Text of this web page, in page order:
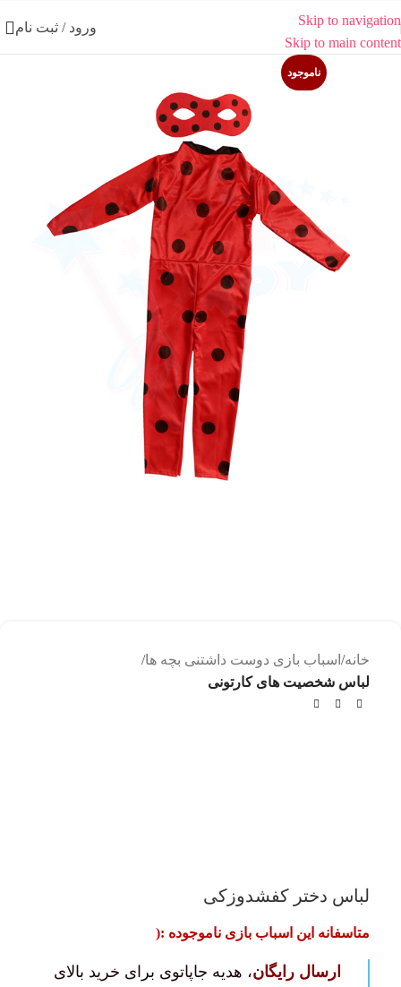
Skip to navigation
Skip to main content
ورود / ثبت نام
ناموجود
خانه اسباب بازی دوست داشتنی بچه ها
لباس شخصیت های کارتونی
لباس دختر کفشدوزکی
متاسفانه این اسباب بازی ناموجوده :(
ارسال رایگان، هدیه جاپاتوی برای خرید بالای